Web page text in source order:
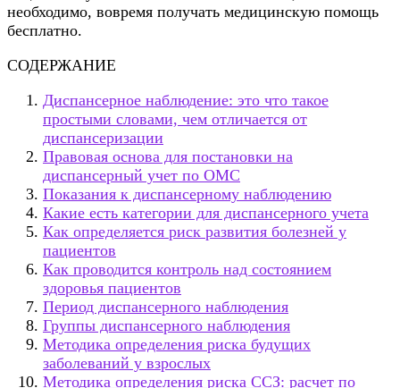
необходимо, вовремя получать медицинскую помощь
бесплатно.
СОДЕРЖАНИЕ
Диспансерное наблюдение: это что такое
простыми словами, чем отличается от
диспансеризации
Правовая основа для постановки на
диспансерный учет по ОМС
Показания к диспансерному наблюдению
Какие есть категории для диспансерного учета
Как определяется риск развития болезней у
пациентов
Как проводится контроль над состоянием
здоровья пациентов
Период диспансерного наблюдения
Группы диспансерного наблюдения
Методика определения риска будущих
заболеваний у взрослых
Методика определения риска ССЗ: расчет по